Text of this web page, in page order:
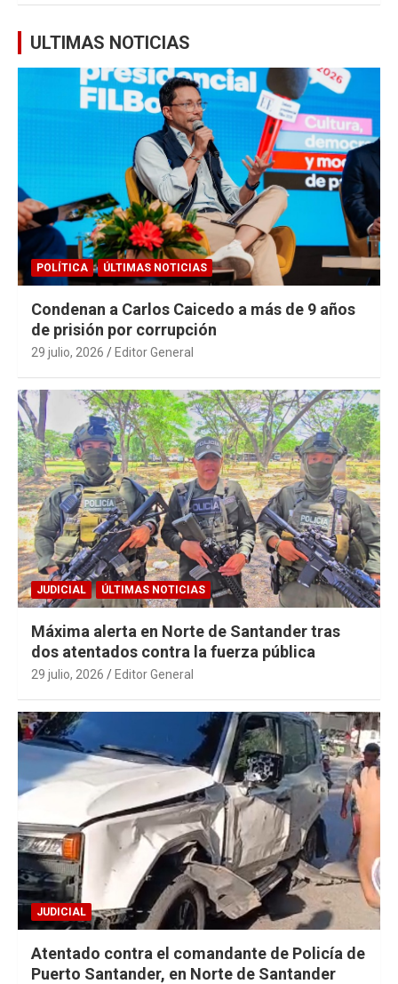
ULTIMAS NOTICIAS
POLÍTICA ÚLTIMAS NOTICIAS
Condenan a Carlos Caicedo a más de 9 años
de prisión por corrupción
29 julio, 2026 Editor General
JUDICIAL ÚLTIMAS NOTICIAS
Máxima alerta en Norte de Santander tras
dos atentados contra la fuerza pública
29 julio, 2026 Editor General
JUDICIAL
Atentado contra el comandante de Policía de
Puerto Santander, en Norte de Santander